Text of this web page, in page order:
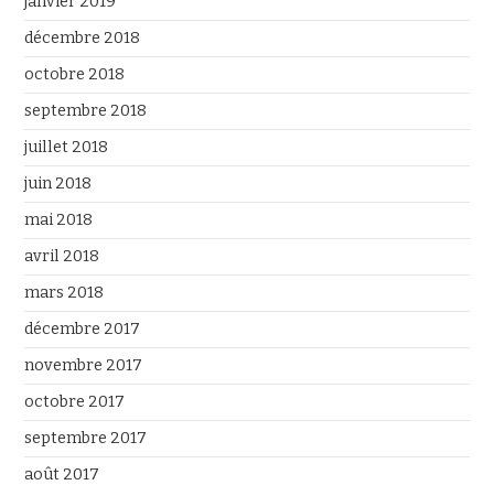
décembre 2018
octobre 2018
septembre 2018
juillet 2018
juin 2018
mai 2018
avril 2018
mars 2018
décembre 2017
novembre 2017
octobre 2017
septembre 2017
août 2017